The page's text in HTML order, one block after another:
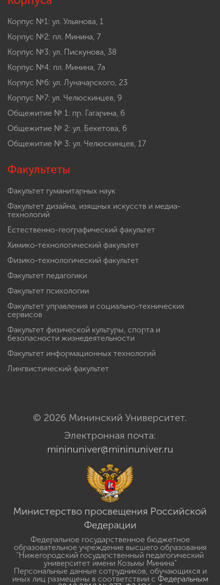
Корпус №1: ул. Ульянова, 1
Корпус №2: пл. Минина, 7
Корпус №3: ул. Пискунова, 38
Корпус №4: пл. Минина, 7а
Корпус №6: ул. Луначарского, 23
Корпус №7: ул. Челюскинцев, 9
Общежитие № 1: пр. Гагарина, 6
Общежитие № 2: ул. Бекетова, 6
Общежитие № 3: ул. Челюскинцев, 17
Факультеты
Факультет гуманитарных наук
Факультет дизайна, изящных искусств и медиа-
технологий
Естественно-географический факультет
Химико-технологический факультет
Физико-технологический факультет
Факультет педагогики
Факультет психологии
Факультет управления и социально-технических
сервисов
Факультет физической культуры, спорта и
безопасности жизнедеятельности
Факультет информационных технологий
Лингвистический факультет
© 2026 Мининский Университет.
Электронная почта:
mininuniver@mininuniver.ru
Министерство просвещения Российской
Федерации
Федеральное государственное бюджетное
образовательное учреждение высшего образования
"Нижегородский государственный педагогический
университет имени Козьмы Минина"
Персональные данные сотрудников, обучающихся и
иных лиц размещены в соответствии с Федеральным